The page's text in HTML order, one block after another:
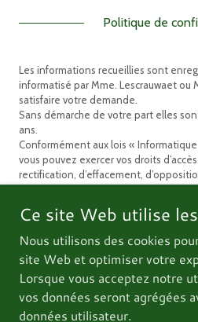
Politique de
Les informations recueillies sont
informatisé par Mme. Lescrauwaet ou
satisfaire votre demande.
Sans démarche de votre part elles
ans.
Conformément aux lois « Informatique
vous pouvez exercer vos droits
rectification, d’effacement,
(plainte) auprès de la Cnil.
Nous vous informons de l’existence
démarchage téléphonique « Bloctel »,
vous inscrire ici : https://
Ce site Web utilise
Nous utilisons des cookies
site Web et optimiser votre
Lorsque vous acceptez notre
vos données seront agrégées
données utilisateur.